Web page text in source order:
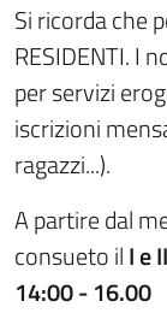
Si ricorda che
RESIDENTI. I
per servizi
iscrizioni
ragazzi...).
A partire dal
consueto ilI e
14:00 - 16.00